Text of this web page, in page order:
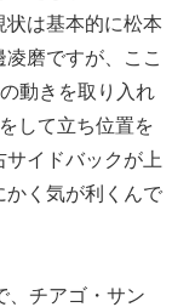
状は基本的に松本
磨ですが、ここ
動きを取り入れ
して立ち位置を
イドバックが上
かく気が利くんで
チアゴ・サン